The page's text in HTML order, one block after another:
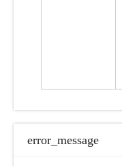
error_message